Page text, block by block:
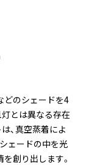
どのシェードを4
とは異なる存在
、真空蒸着によ
ェードの中を光
創り出します。